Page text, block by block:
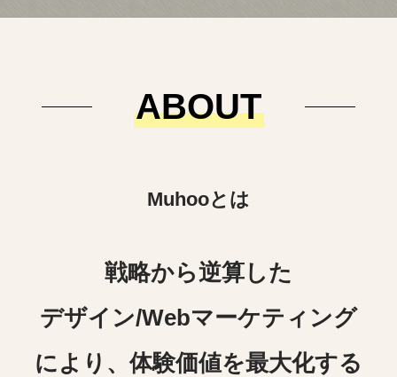
ABOUT
Muhooとは
戦略から逆算した
デザイン/Webマーケティング
により、体験価値を最大化する